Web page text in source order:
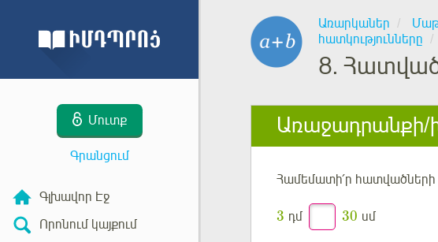
Մուտք
Գրանցում
Գլխավոր Էջ
Որոնում կայքում
Առարկաներ
հատկությունները
8.
Առաջադրանքի/
Համեմատի՛ր հատվածների
3 դմ 30 սմ